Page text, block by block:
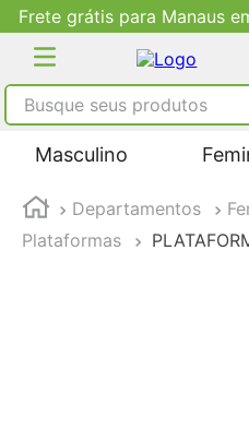
Frete grátis para Manaus
Busque seus produtos
Masculino
Departamentos
Plataformas
TERMOS MAIS BUSCADOS
2
tenis feminino